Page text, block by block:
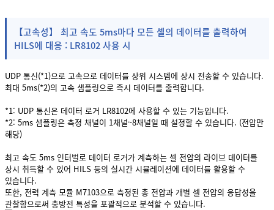
【고속성】 최고 속도 5ms마다 모든 셀의 데이터를 출력하여
HILS에 대응 : LR8102 사용 시
UDP 통신(*1)으로 고속으로 데이터를 상위 시스템에 상시 전송할 수 있습니다.
최대 5ms(*2)의 고속 샘플링으로 즉시 데이터를 출력합니다.
*1: UDP 통신은 데이터 로거 LR8102에 사용할 수 있는 기능입니다.
*2: 5ms 샘플링은 측정 채널이 1채널~8채널일 때 설정할 수 있습니다. (전압만
해당)
최고 속도 5ms 인터벌로 데이터 로거가 계측하는 셀 전압의 라이브 데이터를
상시 취득할 수 있어 HILS 등의 실시간 시뮬레이션에 데이터를 활용할 수
있습니다.
또한, 전력 계측 모듈 M7103으로 측정된 총 전압과 개별 셀 전압의 응답성을
관찰함으로써 충방전 특성을 포괄적으로 분석할 수 있습니다.